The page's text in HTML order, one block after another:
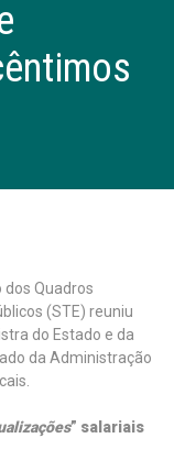
Quadros
(STE) reuniu
do Estado e da
da Administração
” salariais